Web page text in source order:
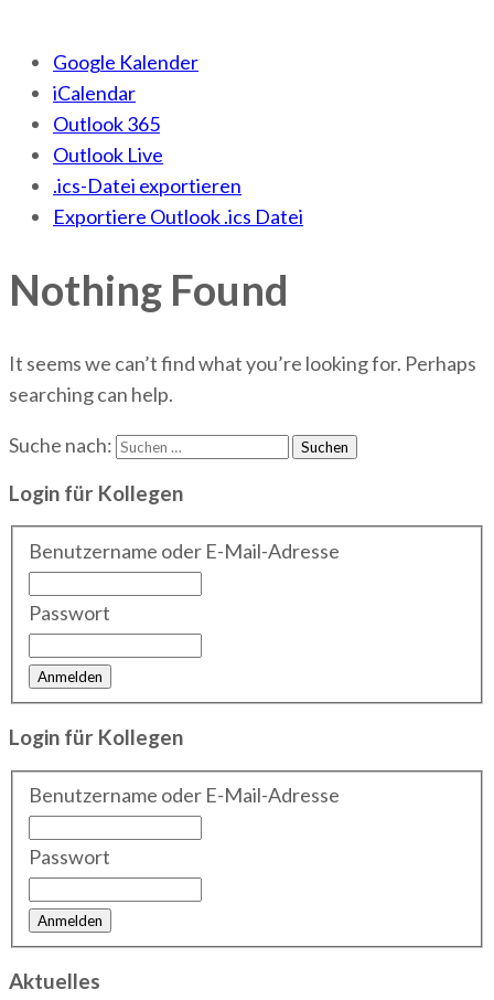
Google Kalender
iCalendar
Outlook 365
Outlook Live
.ics-Datei exportieren
Exportiere Outlook .ics Datei
Nothing Found
It seems we can’t find what you’re looking for. Perhaps
searching can help.
Suche nach:
Login für Kollegen
Benutzername oder E-Mail-Adresse
Passwort
Login für Kollegen
Benutzername oder E-Mail-Adresse
Passwort
Aktuelles